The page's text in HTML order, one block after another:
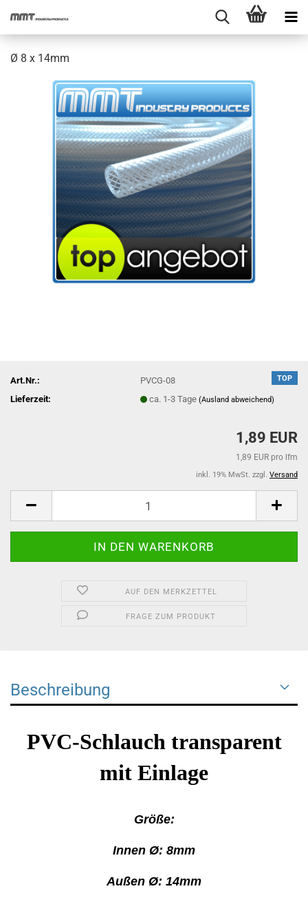
Ø 8 x 14mm
TOP
Art.Nr.:
PVCG-08
Lieferzeit:
ca. 1-3 Tage(Ausland abweichend)
1,89 EUR
1,89 EUR pro lfm
inkl. 19% MwSt. zzgl. Versand
AUF DEN MERKZETTEL
FRAGE ZUM PRODUKT
Beschreibung
PVC-Schlauch transparent
mit Einlage
Größe:
Innen Ø: 8mm
Außen Ø: 14mm